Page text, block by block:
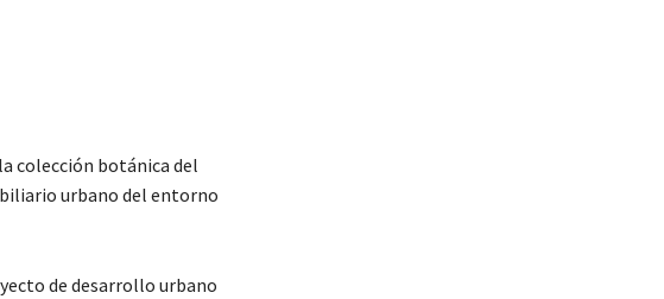
colección botánica del
urbano del entorno
de desarrollo urbano